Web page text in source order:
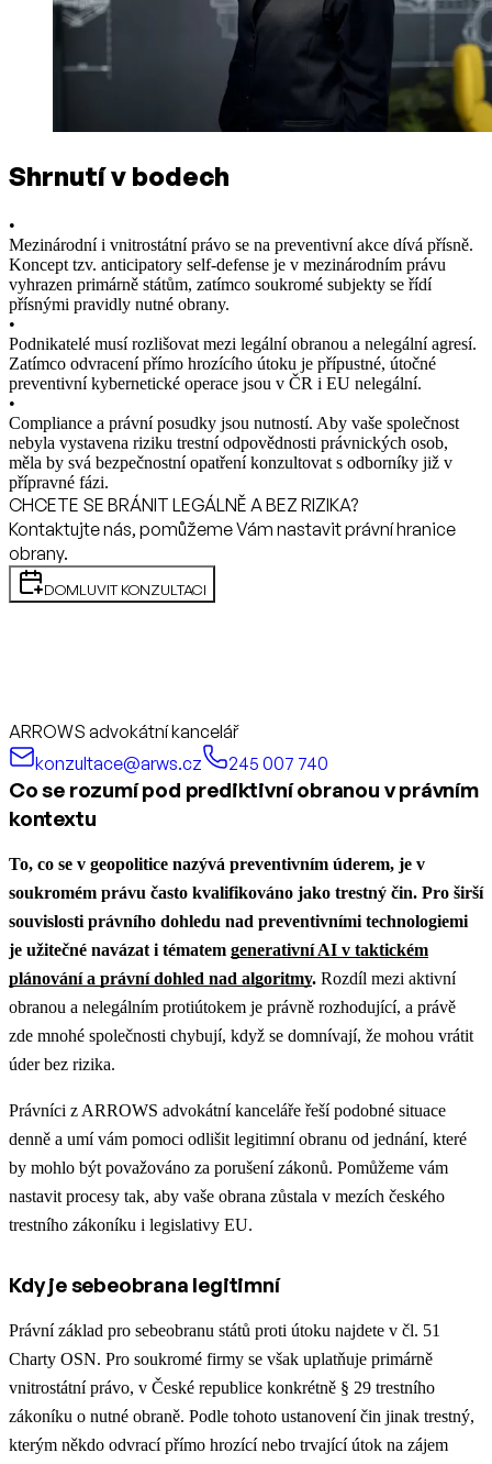
Shrnutí v bodech
•
Mezinárodní i vnitrostátní právo se na preventivní akce dívá přísně.
Koncept tzv. anticipatory self-defense je v mezinárodním právu
vyhrazen primárně státům, zatímco soukromé subjekty se řídí
přísnými pravidly nutné obrany.
•
Podnikatelé musí rozlišovat mezi legální obranou a nelegální agresí.
Zatímco odvracení přímo hrozícího útoku je přípustné, útočné
preventivní kybernetické operace jsou v ČR i EU nelegální.
•
Compliance a právní posudky jsou nutností. Aby vaše společnost
nebyla vystavena riziku trestní odpovědnosti právnických osob,
měla by svá bezpečnostní opatření konzultovat s odborníky již v
přípravné fázi.
CHCETE SE BRÁNIT LEGÁLNĚ A BEZ RIZIKA?
Kontaktujte nás, pomůžeme Vám nastavit právní hranice
obrany.
DOMLUVIT KONZULTACI
ARROWS advokátní kancelář
konzultace@arws.cz
245 007 740
Co se rozumí pod prediktivní obranou v právním
kontextu
To, co se v geopolitice nazývá preventivním úderem, je v
soukromém právu často kvalifikováno jako trestný čin. Pro širší
souvislosti právního dohledu nad preventivními technologiemi
je užitečné navázat i tématem generativní AI v taktickém
plánování a právní dohled nad algoritmy. Rozdíl mezi aktivní
obranou a nelegálním protiútokem je právně rozhodující, a právě
zde mnohé společnosti chybují, když se domnívají, že mohou vrátit
úder bez rizika.
Právníci z ARROWS advokátní kanceláře řeší podobné situace
denně a umí vám pomoci odlišit legitimní obranu od jednání, které
by mohlo být považováno za porušení zákonů. Pomůžeme vám
nastavit procesy tak, aby vaše obrana zůstala v mezích českého
trestního zákoníku i legislativy EU.
Kdy je sebeobrana legitimní
Právní základ pro sebeobranu států proti útoku najdete v čl. 51
Charty OSN. Pro soukromé firmy se však uplatňuje primárně
vnitrostátní právo, v České republice konkrétně § 29 trestního
zákoníku o nutné obraně. Podle tohoto ustanovení čin jinak trestný,
kterým někdo odvrací přímo hrozící nebo trvající útok na zájem